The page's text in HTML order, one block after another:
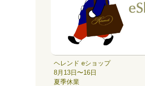
ヘレンド eショップ
8月13日〜16日
夏季休業